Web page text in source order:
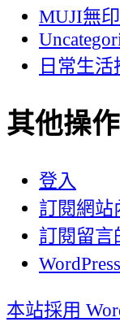
MUJI無
日常生活
其他操作
登入
訂閱網站
訂閱留言
本站採用